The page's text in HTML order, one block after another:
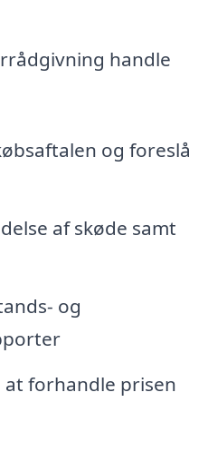
handle
og foreslå
af skøde samt
og
forhandle prisen